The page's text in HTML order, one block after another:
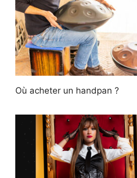
Où acheter un handpan ?